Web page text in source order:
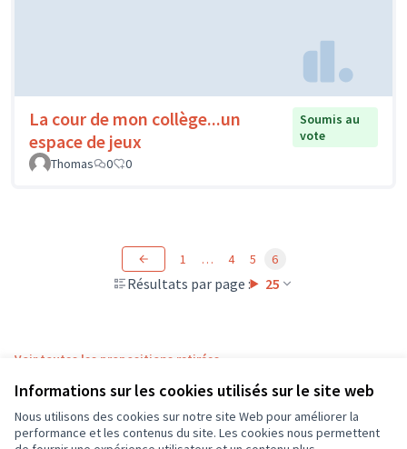
Informations sur les cookies utilisés sur le site web
Nous utilisons des cookies sur notre site Web pour améliorer la
performance et les contenus du site. Les cookies nous permettent
La cour de mon collège...un
espace de jeux
Soumis au
vote
Thomas
0 0
Résultats par page : 25
1 … 4 5 6
Voir toutes les propositions retirées
Conditions d'utilisation
Paramètres des cookies